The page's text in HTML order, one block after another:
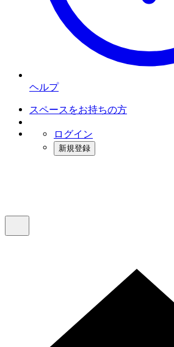
ヘルプ
スペースをお持ちの方
ログイン
新規登録